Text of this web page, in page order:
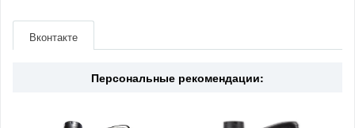
Страна Япония
Вконтакте
Персональные рекомендации: